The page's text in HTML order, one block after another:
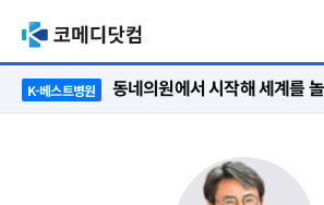
K-베스트병원